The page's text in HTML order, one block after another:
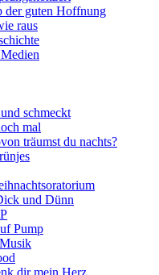
der guten Hoffnung
raus
schmeckt
mal
träumst du nachts?
und Dünn
Pump
dir mein Herz